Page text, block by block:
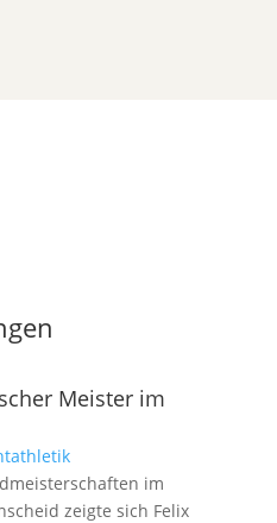
Meister im
im
zeigte sich Felix